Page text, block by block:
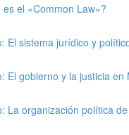
es el «Common Law»?
El sistema jurídico y
El gobierno y la justicia en
La organización política